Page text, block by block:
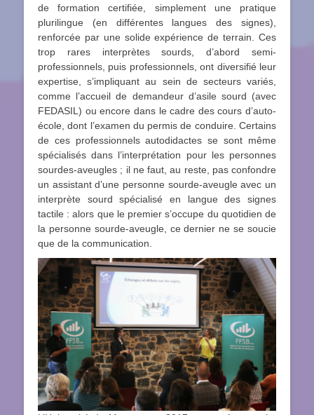
de formation certifiée, simplement une pratique
plurilingue (en différentes langues des signes),
renforcée par une solide expérience de terrain. Ces
trop rares interprètes sourds, d’abord semi-
professionnels, puis professionnels, ont diversifié leur
expertise, s’impliquant au sein de secteurs variés,
comme l’accueil de demandeur d’asile sourd (avec
FEDASIL) ou encore dans le cadre des cours d’auto-
école, dont l’examen du permis de conduire. Certains
de ces professionnels autodidactes se sont même
spécialisés dans l’interprétation pour les personnes
sourdes-aveugles ; il ne faut, au reste, pas confondre
un assistant d’une personne sourde-aveugle avec un
interprète sourd spécialisé en langue des signes
tactile : alors que le premier s’occupe du quotidien de
la personne sourde-aveugle, ce dernier ne se soucie
que de la communication.